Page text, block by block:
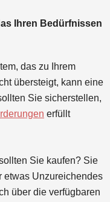
Ihren Bedürfnissen
das zu Ihrem
übersteigt, kann eine
Sie sicherstellen,
erfüllt
Sie kaufen? Sie
etwas Unzureichendes
über die verfügbaren